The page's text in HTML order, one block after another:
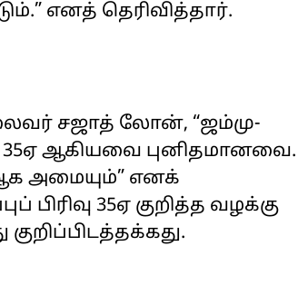
எனத் தெரிவித்தார்.
சஜாத் லோன், “ஜம்மு-
35ஏ ஆகியவை புனிதமானவை.
அமையும்” எனக்
35ஏ குறித்த வழக்கு